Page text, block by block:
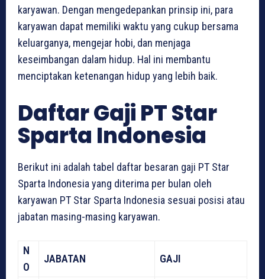
karyawan. Dengan mengedepankan prinsip ini, para
karyawan dapat memiliki waktu yang cukup bersama
keluarganya, mengejar hobi, dan menjaga
keseimbangan dalam hidup. Hal ini membantu
menciptakan ketenangan hidup yang lebih baik.
Daftar Gaji PT Star
Sparta Indonesia
Berikut ini adalah tabel daftar besaran gaji PT Star
Sparta Indonesia yang diterima per bulan oleh
karyawan PT Star Sparta Indonesia sesuai posisi atau
jabatan masing-masing karyawan.
N
O
JABATAN GAJI